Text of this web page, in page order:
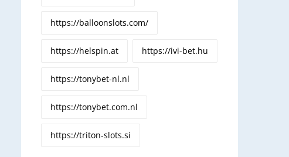
https://balloonslots.com/
https://helspin.at https://ivi-bet.hu
https://tonybet-nl.nl
https://tonybet.com.nl
https://triton-slots.si